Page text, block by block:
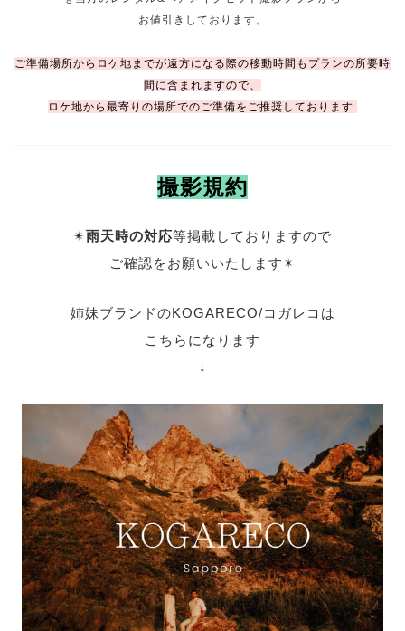
お値引きしております。
ご準備場所からロケ地までが遠方になる際の移動時間もプランの所要時
間に含まれますので、
ロケ地から最寄りの場所でのご準備をご推奨しております.
撮影規約
✴︎雨天時の対応等掲載しておりますので
ご確認をお願いいたします✴︎
姉妹ブランドのKOGARECO/コガレコは
こちらになります
↓